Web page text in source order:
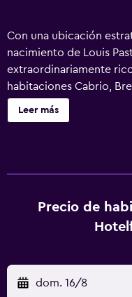
Con una ubicación
nacimiento de Louis
extraordinariamente
habitaciones Cabrio,
precio económico. Ideal
Las duchas y los aseos
Leer más
Precio de
dom. 16/8